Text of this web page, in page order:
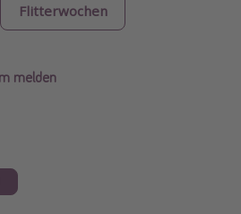
Flitterwochen
melden